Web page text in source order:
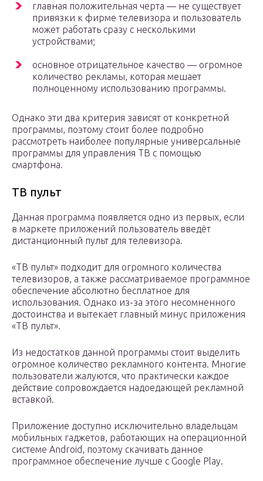
главная положительная черта — не существует
привязки к фирме телевизора и пользователь
может работать сразу с несколькими
устройствами;
основное отрицательное качество — огромное
количество рекламы, которая мешает
полноценному использованию программы.
Однако эти два критерия зависят от конкретной
программы, поэтому стоит более подробно
рассмотреть наиболее популярные универсальные
программы для управления ТВ с помощью
смартфона.
ТВ пульт
Данная программа появляется одно из первых, если
в маркете приложений пользователь введёт
дистанционный пульт для телевизора.
«ТВ пульт» подходит для огромного количества
телевизоров, а также рассматриваемое программное
обеспечение абсолютно бесплатное для
использования. Однако из-за этого несомненного
достоинства и вытекает главный минус приложения
«ТВ пульт».
Из недостатков данной программы стоит выделить
огромное количество рекламного контента. Многие
пользователи жалуются, что практически каждое
действие сопровождается надоедающей рекламной
вставкой.
Приложение доступно исключительно владельцам
мобильных гаджетов, работающих на операционной
системе Android, поэтому скачивать данное
программное обеспечение лучше с Google Play.